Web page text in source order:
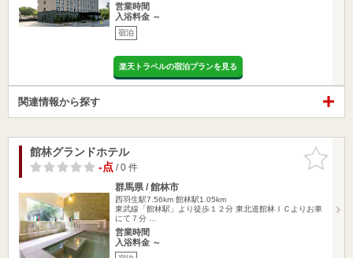
営業時間
入浴料金 ～
宿泊
楽天トラベルの宿泊プランを見る
関連情報から探す
お気に入
りに追加
館林グランドホテル
-点/ 0 件
群馬県 / 館林市
西羽生駅7.56km 館林駅1.05km
東武線「館林駅」より徒歩１２分 東北道館林ＩＣよりお車
にて７分 …
営業時間
入浴料金 ～